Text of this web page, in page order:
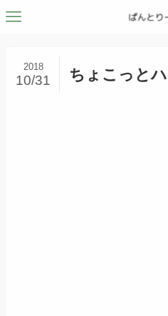
ちょこっと
2018
10/31